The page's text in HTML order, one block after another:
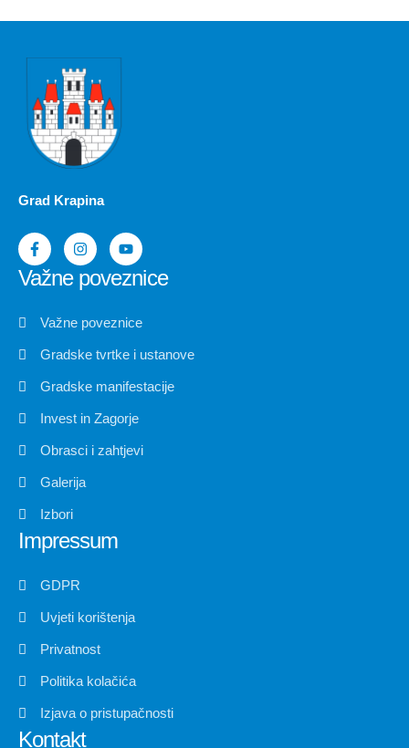
Grad Krapina
Važne poveznice
Važne poveznice
Gradske tvrtke i ustanove
Gradske manifestacije
Invest in Zagorje
Obrasci i zahtjevi
Galerija
Izbori
Impressum
GDPR
Uvjeti korištenja
Privatnost
Politika kolačića
Izjava o pristupačnosti
Kontakt